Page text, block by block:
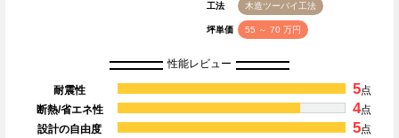
工法 木造ツーバイ工法
坪単価 55 ～ 70 万円
性能レビュー
耐震性 5点
断熱/省エネ性
4点
設計の自由度
5点